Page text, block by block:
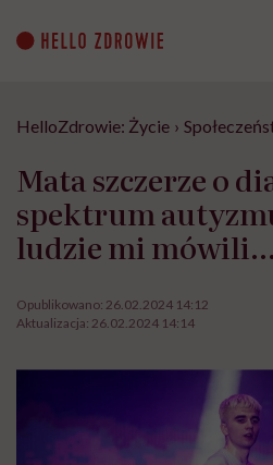
content
HelloZdrowie: Życie ›
Mata szczerze o
spektrum
ludzie mi
Opublikowano: 26.02.2024 14:12
Aktualizacja: 26.02.2024 14:14